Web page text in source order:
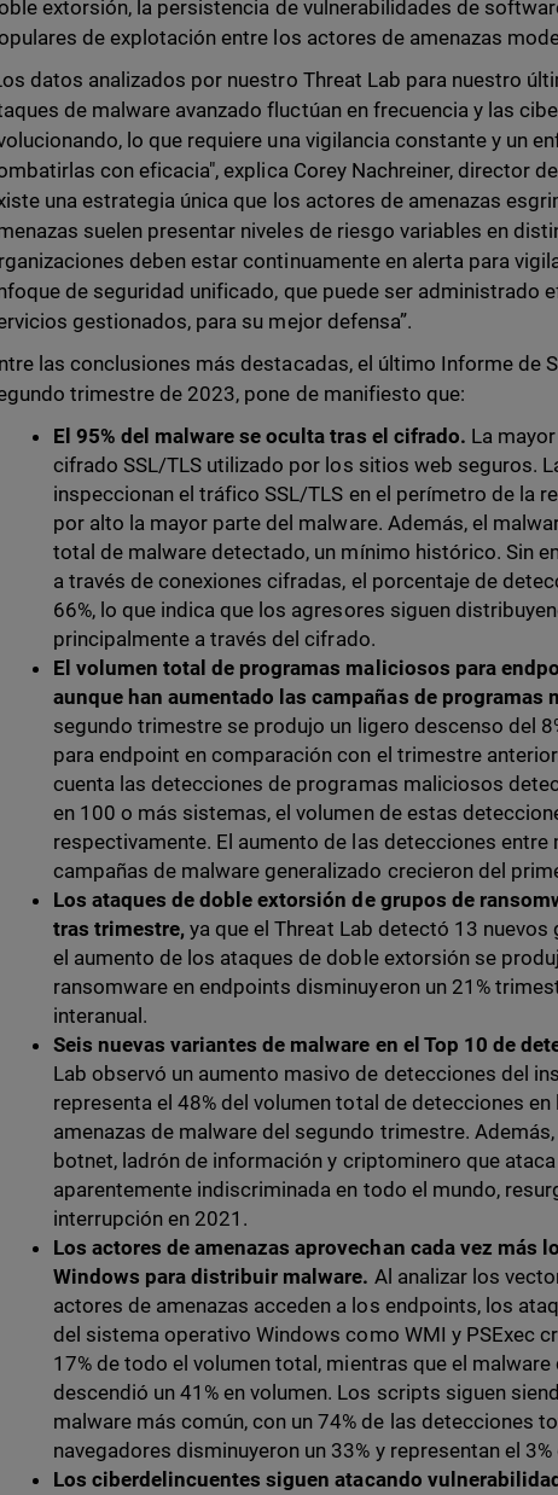
extorsión, la persistencia de vulnerabilidades de
de explotación entre los actores de amenazas
datos analizados por nuestro Threat Lab para nuestro
de malware avanzado fluctúan en frecuencia y las
lo que requiere una vigilancia constante y un
con eficacia", explica Corey Nachreiner, director
una estrategia única que los actores de amenazas
suelen presentar niveles de riesgo variables en
deben estar continuamente en alerta para
de seguridad unificado, que puede ser administrado
gestionados, para su mejor defensa”.
las conclusiones más destacadas, el último Informe de
trimestre de 2023, pone de manifiesto que:
El 95% del malware se oculta tras el cifrado. La
cifrado SSL/TLS utilizado por los sitios web seguros.
inspeccionan el tráfico SSL/TLS en el perímetro de la
por alto la mayor parte del malware. Además, el
total de malware detectado, un mínimo histórico. Sin
a través de conexiones cifradas, el porcentaje de
66%, lo que indica que los agresores siguen
principalmente a través del cifrado.
El volumen total de programas maliciosos para
aunque han aumentado las campañas de programas
segundo trimestre se produjo un ligero descenso del
para endpoint en comparación con el trimestre
cuenta las detecciones de programas maliciosos
en 100 o más sistemas, el volumen de estas
respectivamente. El aumento de las detecciones entre
campañas de malware generalizado crecieron del
Los ataques de doble extorsión de grupos de
tras trimestre,ya que el Threat Lab detectó 13
el aumento de los ataques de doble extorsión se
ransomware en endpoints disminuyeron un 21%
interanual.
Seis nuevas variantes de malware en el Top 10 de
Lab observó un aumento masivo de detecciones del
representa el 48% del volumen total de detecciones
amenazas de malware del segundo trimestre.
botnet, ladrón de información y criptominero que
aparentemente indiscriminada en todo el mundo,
interrupción en 2021.
Los actores de amenazas aprovechan cada vez
Windows para distribuir malware. Al analizar los
actores de amenazas acceden a los endpoints, los
del sistema operativo Windows como WMI y PSExec
17% de todo el volumen total, mientras que el
descendió un 41% en volumen. Los scripts siguen
malware más común, con un 74% de las detecciones
navegadores disminuyeron un 33% y representan el
Los ciberdelincuentes siguen atacando